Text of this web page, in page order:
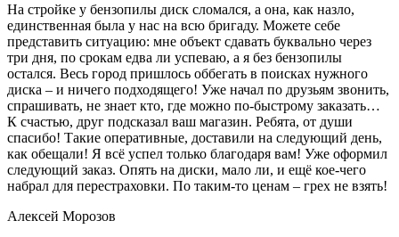
На стройке у бензопилы диск сломался, а она, как назло,
единственная была у нас на всю бригаду. Можете себе
представить ситуацию: мне объект сдавать буквально через
три дня, по срокам едва ли успеваю, а я без бензопилы
остался. Весь город пришлось оббегать в поисках нужного
диска – и ничего подходящего! Уже начал по друзьям звонить,
спрашивать, не знает кто, где можно по-быстрому заказать…
К счастью, друг подсказал ваш магазин. Ребята, от души
спасибо! Такие оперативные, доставили на следующий день,
как обещали! Я всё успел только благодаря вам! Уже оформил
следующий заказ. Опять на диски, мало ли, и ещё кое-чего
набрал для перестраховки. По таким-то ценам – грех не взять!
Алексей Морозов